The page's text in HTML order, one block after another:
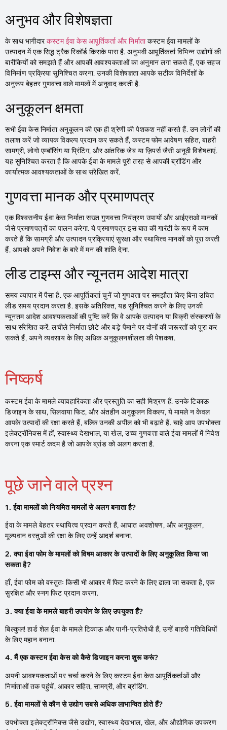
अनुभव और विशेषज्ञता
के साथ भागीदारकस्टम ईवा केस आपूर्तिकर्ता और निर्माताकस्टम ईवा मामलों के
उत्पादन में एक सिद्ध ट्रैक रिकॉर्ड किसके पास है. अनुभवी आपूर्तिकर्ता विभिन्न उद्योगों की
बारीकियों को समझते हैं और आपकी आवश्यकताओं का अनुमान लगा सकते हैं, एक सहज
विनिर्माण प्रक्रिया सुनिश्चित करना. उनकी विशेषज्ञता आपके सटीक विनिर्देशों के
अनुरूप बेहतर गुणवत्ता वाले मामलों में अनुवाद करती है.
अनुकूलन क्षमता
सभी ईवा केस निर्माता अनुकूलन की एक ही श्रेणी की पेशकश नहीं करते हैं. उन लोगों की
तलाश करें जो व्यापक विकल्प प्रदान कर सकते हैं, कस्टम फोम आवेषण सहित, बाहरी
सामग्री, लोगो एम्बॉसिंग या प्रिंटिंग, और आंतरिक जेब या ज़िपर्स जैसी अनूठी विशेषताएं.
यह सुनिश्चित करता है कि आपके ईवा के मामले पूरी तरह से आपकी ब्रांडिंग और
कार्यात्मक आवश्यकताओं के साथ संरेखित करें.
गुणवत्ता मानक और प्रमाणपत्र
एक विश्वसनीय ईवा केस निर्माता सख्त गुणवत्ता नियंत्रण उपायों और आईएसओ मानकों
जैसे प्रमाणपत्रों का पालन करेगा. ये प्रमाणपत्र इस बात की गारंटी के रूप में काम
करते हैं कि सामग्री और उत्पादन प्रक्रियाएं सुरक्षा और स्थायित्व मानकों को पूरा करती
हैं, आपको अपने निवेश के बारे में मन की शांति देना.
लीड टाइम्स और न्यूनतम आदेश मात्रा
समय व्यापार में पैसा है. एक आपूर्तिकर्ता चुनें जो गुणवत्ता पर समझौता किए बिना उचित
लीड समय प्रदान करता है. इसके अतिरिक्त, यह सुनिश्चित करने के लिए उनकी
न्यूनतम आदेश आवश्यकताओं की पुष्टि करें कि वे आपके उत्पादन या बिक्री संस्करणों के
साथ संरेखित करें. लचीले निर्माता छोटे और बड़े पैमाने पर दोनों की जरूरतों को पूरा कर
सकते हैं, अपने व्यवसाय के लिए अधिक अनुकूलनशीलता की पेशकश.
निष्कर्ष
कस्टम ईवा के मामले व्यावहारिकता और प्रस्तुति का सही मिश्रण हैं. उनके टिकाऊ
डिजाइन के साथ, सिलवाया फिट, और अंतहीन अनुकूलन विकल्प, ये मामले न केवल
आपके उत्पादों की रक्षा करते हैं, बल्कि उनकी अपील को भी बढ़ाते हैं. चाहे आप उपभोक्ता
इलेक्ट्रॉनिक्स में हों, स्वास्थ्य देखभाल, या खेल, उच्च गुणवत्ता वाले ईवा मामलों में निवेश
करना एक स्मार्ट कदम है जो आपके ब्रांड को अलग करता है.
पूछे जाने वाले प्रश्न
1. ईवा मामलों को नियमित मामलों से अलग बनाता है?
ईवा के मामले बेहतर स्थायित्व प्रदान करते हैं, आघात अवशोषण, और अनुकूलन,
मूल्यवान वस्तुओं की रक्षा के लिए उन्हें आदर्श बनाना.
2. क्या ईवा फोम के मामलों को विषम आकार के उत्पादों के लिए अनुकूलित किया जा
सकता है?
हाँ, ईवा फोम को वस्तुतः किसी भी आकार में फिट करने के लिए ढाला जा सकता है, एक
सुरक्षित और स्नग फिट प्रदान करना.
3. क्या ईवा के मामले बाहरी उपयोग के लिए उपयुक्त हैं?
बिल्कुल! हार्ड शेल ईवा के मामले टिकाऊ और पानी-प्रतिरोधी हैं, उन्हें बाहरी गतिविधियों
के लिए महान बनाना.
4. मैं एक कस्टम ईवा केस को कैसे डिजाइन करना शुरू करूं?
अपनी आवश्यकताओं पर चर्चा करने के लिए कस्टम ईवा केस आपूर्तिकर्ताओं और
निर्माताओं तक पहुंचें, आकार सहित, सामग्री, और ब्रांडिंग.
5. ईवा मामलों से कौन से उद्योग सबसे अधिक लाभान्वित होते हैं?
उपभोक्ता इलेक्ट्रॉनिक्स जैसे उद्योग, स्वास्थ्य देखभाल, खेल, और औद्योगिक उपकरण